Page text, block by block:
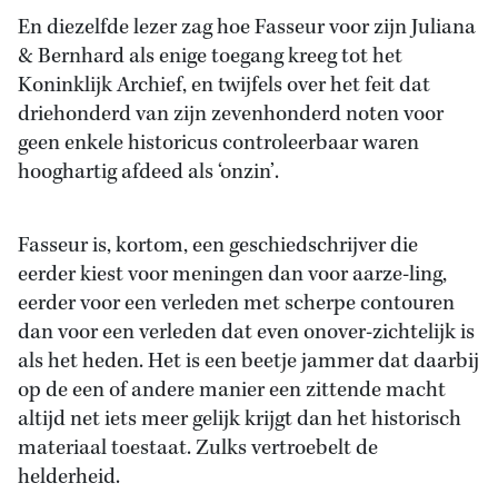
En diezelfde lezer zag hoe Fasseur voor zijn Juliana
& Bernhard als enige toegang kreeg tot het
Koninklijk Archief, en twijfels over het feit dat
driehonderd van zijn zevenhonderd noten voor
geen enkele historicus controleerbaar waren
hooghartig afdeed als ‘onzin’.
Fasseur is, kortom, een geschiedschrijver die
eerder kiest voor meningen dan voor aarze-ling,
eerder voor een verleden met scherpe contouren
dan voor een verleden dat even onover-zichtelijk is
als het heden. Het is een beetje jammer dat daarbij
op de een of andere manier een zittende macht
altijd net iets meer gelijk krijgt dan het historisch
materiaal toestaat. Zulks vertroebelt de
helderheid.